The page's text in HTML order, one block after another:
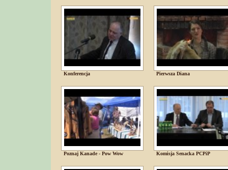
Konferencja Pierwsza Diana
Poznaj Kanade - Pow Wow Komisja Senacka PCPiP